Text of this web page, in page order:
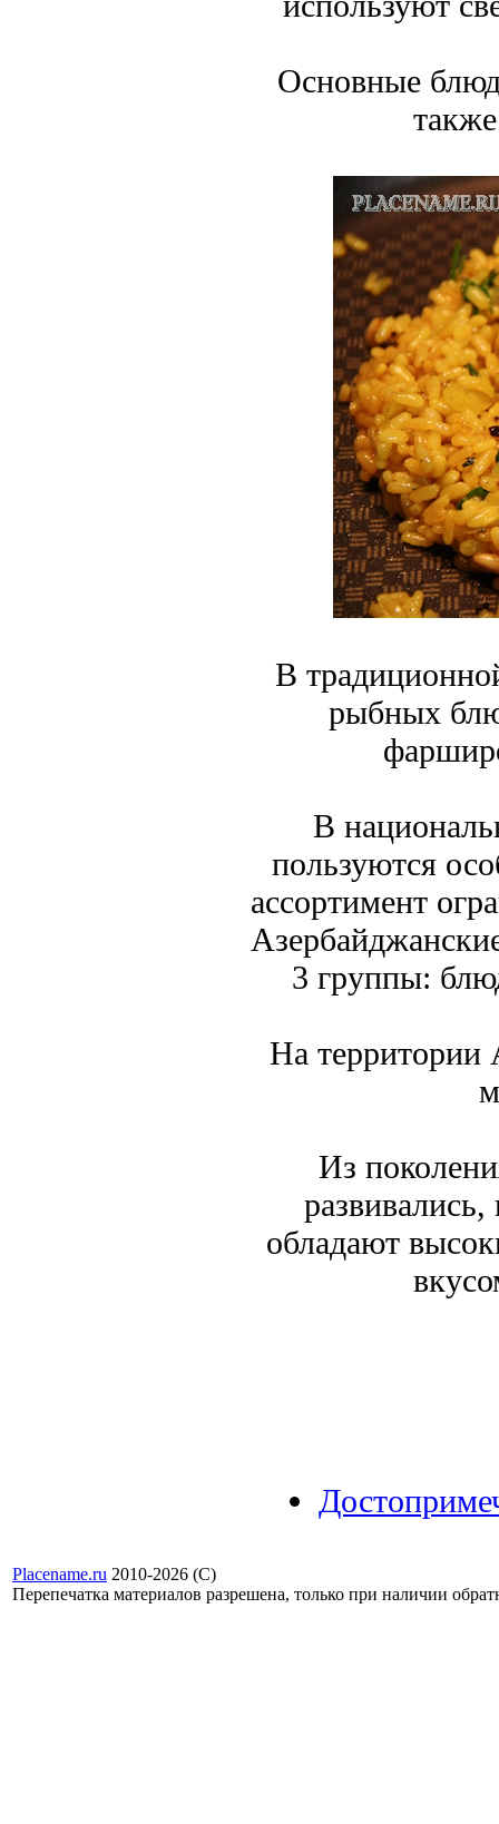
Основные
В
рыбных
В
пользуются
ассортимент
3 группы:
На территории
Из
обладают
Placename.ru 2010-2026 (С)
Перепечатка материалов разрешена, только при наличии